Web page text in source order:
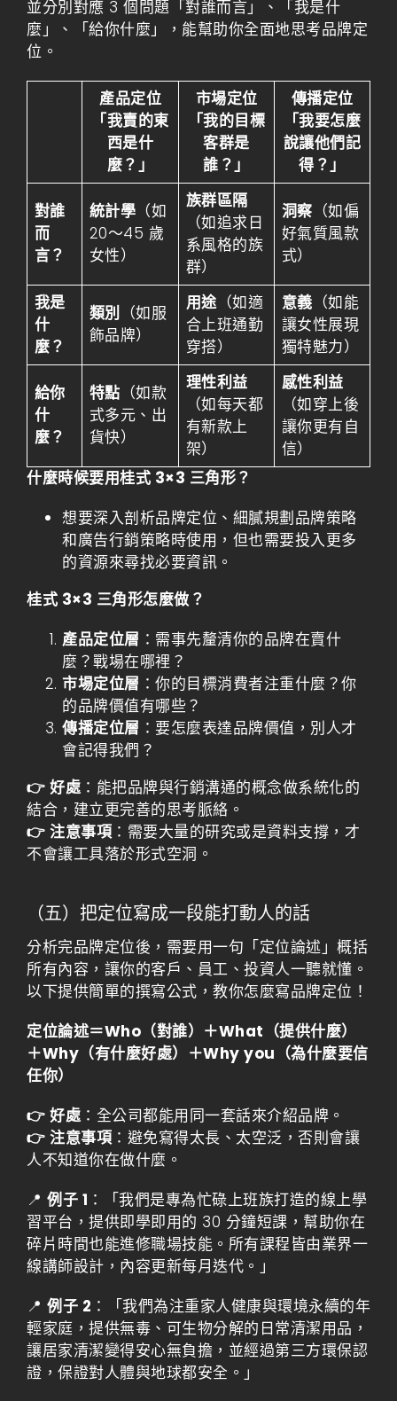
並分別對應 3 個問題「對誰而言」、「我是什
麼」、「給你什麼」，能幫助你全面地思考品牌定
位。
產品定位
「我賣的東
西是什
麼？」
市場定位
「我的目標
客群是
誰？」
傳播定位
「我要怎麼
說讓他們記
得？」
對誰
而
言？
統計學 （如
20～45 歲
女性）
族群區隔
（如追求日
系風格的族
群）
洞察 （如偏
好氣質風款
式）
我是
什
麼？
類別 （如服
飾品牌）
用途（如適
合上班通勤
穿搭）
意義 （如能
讓女性展現
獨特魅力）
給你
什
麼？
特點 （如款
式多元、出
貨快）
理性利益
（如每天都
有新款上
架）
感性利益
（如穿上後
讓你更有自
信）
什麼時候要用桂式 3×3 三角形？
想要深入剖析品牌定位、細膩規劃品牌策略
和廣告行銷策略時使用，但也需要投入更多
的資源來尋找必要資訊。
桂式 3×3 三角形怎麼做？
產品定位層 ：需事先釐清你的品牌在賣什
麼？戰場在哪裡？
市場定位層 ：你的目標消費者注重什麼？你
的品牌價值有哪些？
傳播定位層 ：要怎麼表達品牌價值，別人才
會記得我們？
👉 好處：能把品牌與行銷溝通的概念做系統化的
結合，建立更完善的思考脈絡。
👉 注意事項：需要大量的研究或是資料支撐，才
不會讓工具落於形式空洞。
（五）把定位寫成一段能打動人的話
分析完品牌定位後，需要用一句「定位論述」概括
所有內容，讓你的客戶、員工、投資人一聽就懂。
以下提供簡單的撰寫公式，教你怎麼寫品牌定位！
定位論述＝Who（對誰）＋What（提供什麼）
＋Why（有什麼好處）＋Why you（為什麼要信
任你）
👉 好處：全公司都能用同一套話來介紹品牌。
👉 注意事項：避免寫得太長、太空泛，否則會讓
人不知道你在做什麼。
📍 例子 1 ：「我們是專為忙碌上班族打造的線上學
習平台，提供即學即用的 30 分鐘短課，幫助你在
碎片時間也能進修職場技能。所有課程皆由業界一
線講師設計，內容更新每月迭代。」
📍 例子 2 ：「我們為注重家人健康與環境永續的年
輕家庭，提供無毒、可生物分解的日常清潔用品，
讓居家清潔變得安心無負擔，並經過第三方環保認
證，保證對人體與地球都安全。」